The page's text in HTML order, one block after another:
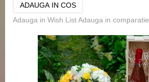
Adauga in Wish ListAdauga in comparatie